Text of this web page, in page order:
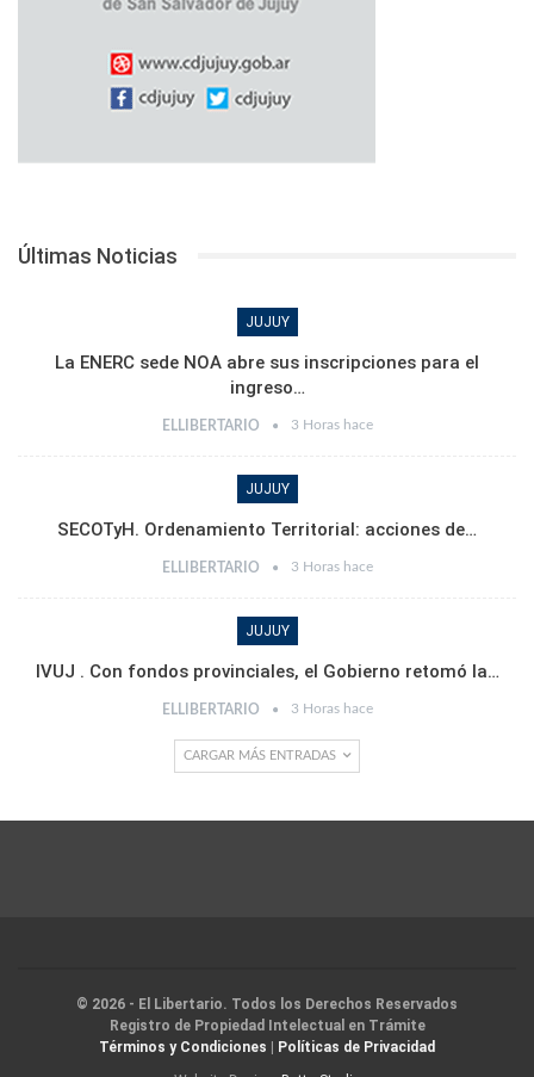
Últimas Noticias
JUJUY
La ENERC sede NOA abre sus inscripciones para el
ingreso…
ELLIBERTARIO 3 Horas hace
JUJUY
SECOTyH. Ordenamiento Territorial: acciones de…
ELLIBERTARIO 3 Horas hace
JUJUY
IVUJ . Con fondos provinciales, el Gobierno retomó la…
ELLIBERTARIO 3 Horas hace
CARGAR MÁS ENTRADAS
© 2026 - El Libertario. Todos los Derechos Reservados
Registro de Propiedad Intelectual en Trámite
Términos y Condiciones | Políticas de Privacidad